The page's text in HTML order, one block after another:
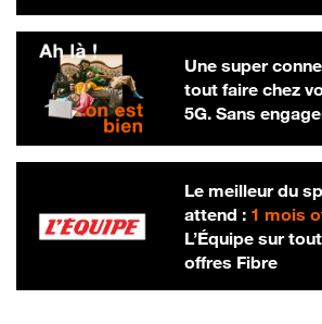
Une super
tout faire chez
5G. Sans
Le meilleur du
attend : 1 mois
L’Équipe sur
offres Fibre